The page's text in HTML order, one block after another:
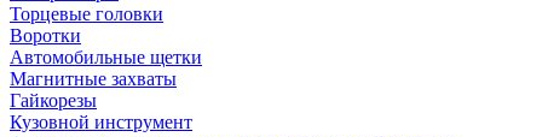
Торцевые головки
Воротки
Автомобильные щетки
Магнитные захваты
Гайкорезы
Кузовной инструмент